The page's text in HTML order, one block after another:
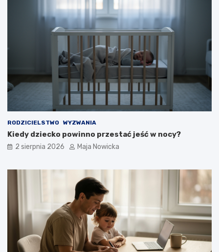
RODZICIELSTWO WYZWANIA
Kiedy dziecko powinno przestać jeść w nocy?
2 sierpnia 2026 Maja Nowicka